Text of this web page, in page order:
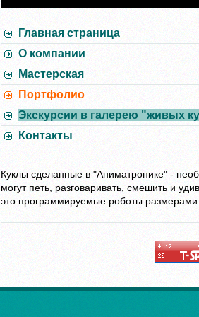
Главная страница
О компании
Мастерская
Портфолио
Экскурсии в галерею "живых
Контакты
Куклы сделанные в "Аниматронике" -
могут петь, разговаривать, смешить и
это программируемые роботы размерами